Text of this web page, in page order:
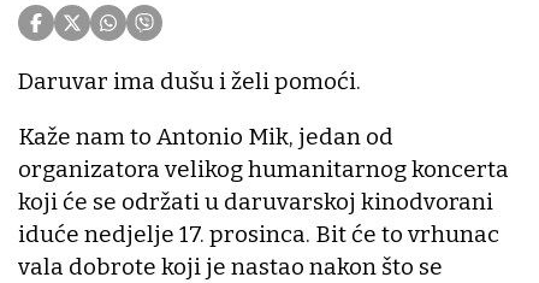
Daruvar ima dušu i želi pomoći.
Kaže nam to Antonio Mik, jedan od
organizatora velikog humanitarnog koncerta
koji će se održati u daruvarskoj kinodvorani
iduće nedjelje 17. prosinca. Bit će to vrhunac
vala dobrote koji je nastao nakon što se